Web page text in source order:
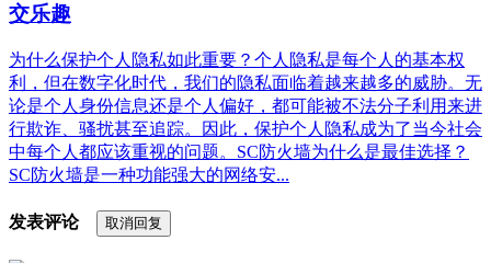
交乐趣
为什么保护个人隐私如此重要？个人隐私是每个人的基本权
利，但在数字化时代，我们的隐私面临着越来越多的威胁。无
论是个人身份信息还是个人偏好，都可能被不法分子利用来进
行欺诈、骚扰甚至追踪。因此，保护个人隐私成为了当今社会
中每个人都应该重视的问题。SC防火墙为什么是最佳选择？
SC防火墙是一种功能强大的网络安...
发表评论 取消回复